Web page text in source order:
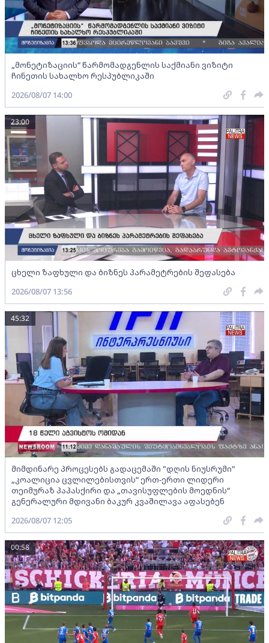
„მონეტიზაციის“ წარმომადგენლის საქმიანი ვიზიტი
ჩინეთის სახალხო რესპუბლიკაში
2026/08/07 14:00
ცხელი ზაფხული და ბიზნეს პარამეტრების შეფასება
23:00
2026/08/07 13:56
მიმდინარე პროცესებს გადაცემაში "დღის ნიუსრუმი"
„კოალიცია ცვლილებისთვის“ ერთ-ერთი ლიდერი
თეიმურაზ პაპასქირი და „თავისუფლების მოედნის“
გენერალური მდივანი ბაკურ კვაშილავა აფასებენ
45:32
2026/08/07 12:05
00:58